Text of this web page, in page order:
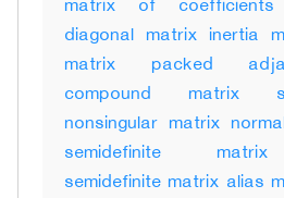
matrix of
diagonal matrix inertia
matrix packed
compound matrix
nonsingular matrix
semidefinite
semidefinite matrix alias